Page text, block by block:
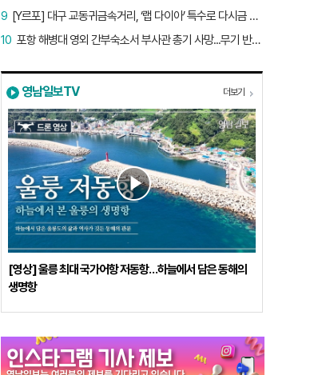
[Y르포] 대구 교동귀금속거리, ‘랩 다이아’ 특수로 다시금 활기…“반짝 인기 의존 않는 지속 가능 성장 동력 마련해야”
9
포항 해병대 영외 간부숙소서 부사관 총기 사망...무기 반출 비상
10
영남일보TV 더보기
[영상] 울릉 최대 국가어항 저동항…하늘에서 담은 동해의
생명항